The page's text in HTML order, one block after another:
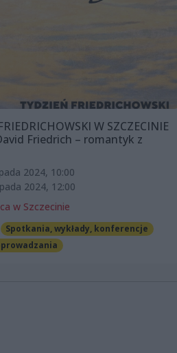
W SZCZECINIE
Friedrich – romantyk z
2024, 10:00
2024, 12:00
w Szczecinie
Spotkania, wykłady, konferencje